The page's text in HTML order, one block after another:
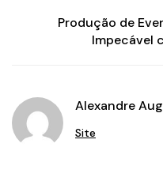
Produção de
Impecável
Alexandre
Site